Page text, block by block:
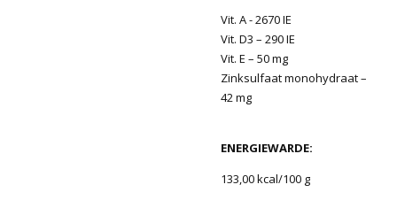
Vit. A - 2670 IE
Vit. D3 – 290 IE
Vit. E – 50 mg
Zinksulfaat monohydraat –
42 mg
ENERGIEWARDE:
133,00 kcal/100 g